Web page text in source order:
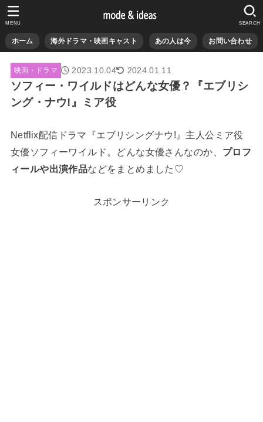
ホーム 海外ドラマ・映画キャスト あの人は今 お問い合わせ
SEARCH
MENU
映画・ドラマ 2023.10.04 2024.01.11
ソフィー・ワイルドはどんな女優？『エブリシ
ング・ナウ!』ミア役
Netflix配信ドラマ『エブリシングナウ!』主人公ミア役
女優ソフィーワイルド。どんな女優さんなのか、 プロフ
ィールや出演作品などをまとめました♡
スポンサーリンク